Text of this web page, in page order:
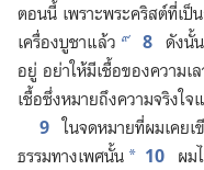
ตอน​นี้ เพราะ​พระ​คริสต์​ที่​เป็
เครื่อง​บูชา​แล้ว ๙ 8 ดัง​นั้
อยู่ อย่า​ให้​มี​เชื้อ​ของ​ความ​เ
เชื้อ​ซึ่ง​หมาย​ถึง​ความ​จริง​ใจ​
9 ใน​จดหมาย​ที่​ผม​เคย​
ธรรม​ทาง​เพศ​นั้น * 10 ผม​